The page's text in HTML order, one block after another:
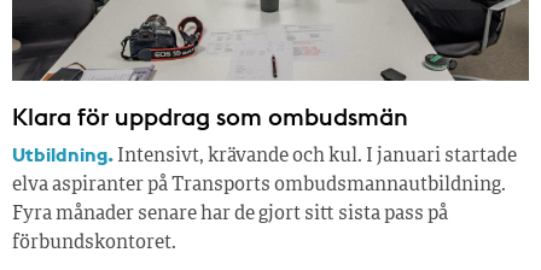
Klara för uppdrag som ombudsmän
Utbildning. Intensivt, krävande och kul. I januari startade
elva aspiranter på Transports ombudsmannautbildning.
Fyra månader senare har de gjort sitt sista pass på
förbundskontoret.